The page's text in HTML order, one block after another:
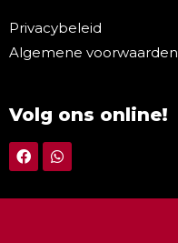
Privacybeleid
Algemene voorwaarden
Volg ons online!